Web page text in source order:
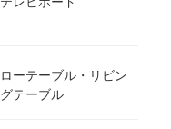
ローテーブル・リビン
グテーブル